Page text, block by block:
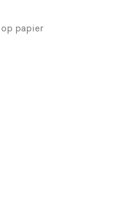
op papier